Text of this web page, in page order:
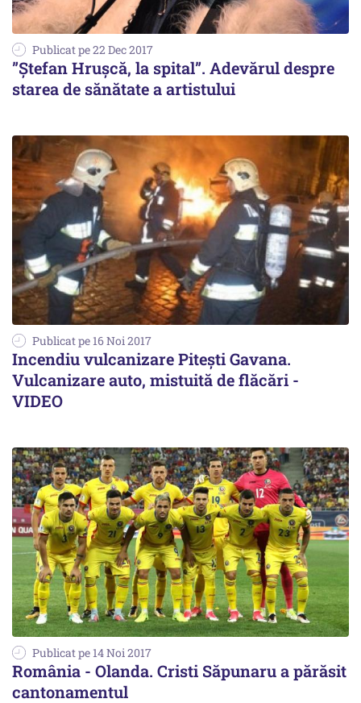
Publicat pe 22 Dec 2017
”Ștefan Hrușcă, la spital”. Adevărul despre
starea de sănătate a artistului
Publicat pe 16 Noi 2017
Incendiu vulcanizare Pitești Gavana.
Vulcanizare auto, mistuită de flăcări -
VIDEO
Publicat pe 14 Noi 2017
România - Olanda. Cristi Săpunaru a părăsit
cantonamentul